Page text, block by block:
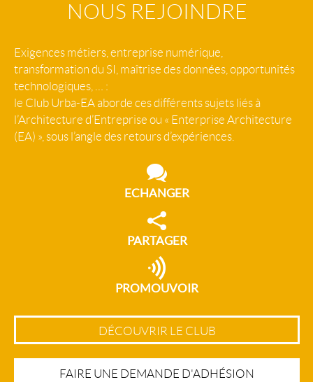
NOUS REJOINDRE
Exigences métiers, entreprise numérique,
transformation du SI, maîtrise des données, opportunités
technologiques, … :
le Club Urba-EA aborde ces différents sujets liés à
l’Architecture d’Entreprise ou « Enterprise Architecture
(EA) », sous l’angle des retours d’expériences.
ECHANGER
PARTAGER
PROMOUVOIR
DÉCOUVRIR LE CLUB
FAIRE UNE DEMANDE D'ADHÉSION